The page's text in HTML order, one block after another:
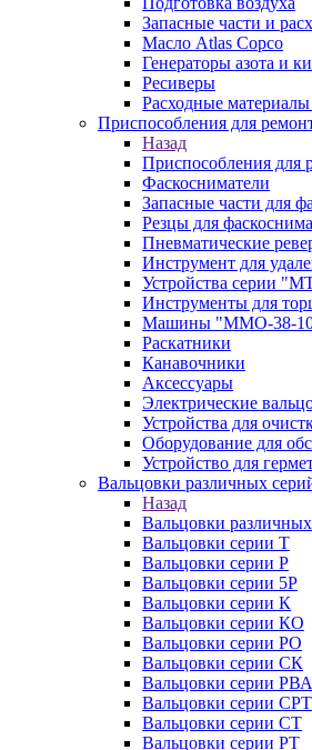
Запасные части и
Масло Atlas Copco
Генераторы азота и
Ресиверы
Расходные
Приспособления для
Назад
Приспособления для
Фаскосниматели
Запасные части для
Резцы для
Пневматические
Инструмент для
Устройства серии
Инструменты для
Машины "ММО-38-100"
Раскатники
Канавочники
Аксессуары
Электрические
Устройства для
Оборудование для
Устройство для
Вальцовки различных
Назад
Вальцовки
Вальцовки серии Т
Вальцовки серии Р
Вальцовки серии 5Р
Вальцовки серии К
Вальцовки серии КО
Вальцовки серии РО
Вальцовки серии СК
Вальцовки серии РВА
Вальцовки серии СРТ
Вальцовки серии СТ
Вальцовки серии РТ